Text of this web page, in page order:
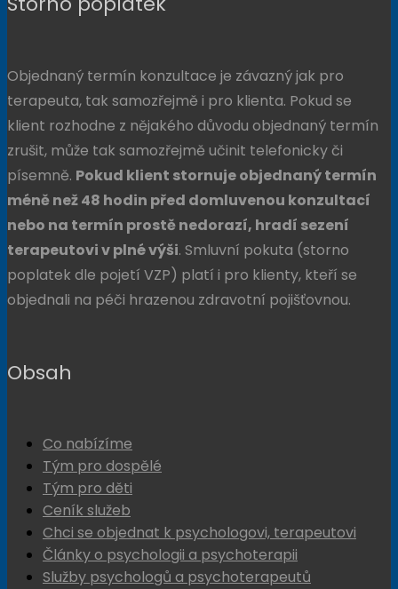
Objednaný termín konzultace je závazný jak pro
terapeuta, tak samozřejmě i pro klienta. Pokud se
klient rozhodne z nějakého důvodu objednaný termín
zrušit, může tak samozřejmě učinit telefonicky či
písemně. Pokud klient stornuje objednaný termín
méně než 48 hodin před domluvenou konzultací
nebo na termín prostě nedorazí, hradí sezení
terapeutovi v plné výši. Smluvní pokuta (storno
poplatek dle pojetí VZP) platí i pro klienty, kteří se
objednali na péči hrazenou zdravotní pojišťovnou.
Obsah
Co nabízíme
Tým pro dospělé
Tým pro děti
Ceník služeb
Chci se objednat k psychologovi, terapeutovi
Články o psychologii a psychoterapii
Služby psychologů a psychoterapeutů